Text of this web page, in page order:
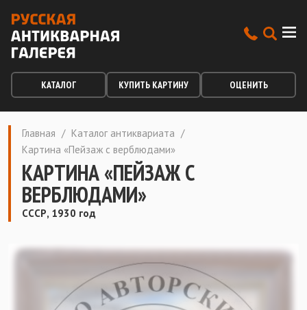
КАТАЛОГ КУПИТЬ КАРТИНУ ОЦЕНИТЬ
Главная / Каталог антиквариата /
Картина «Пейзаж с верблюдами»
КАРТИНА «ПЕЙЗАЖ С
ВЕРБЛЮДАМИ»
СССР, 1930 год